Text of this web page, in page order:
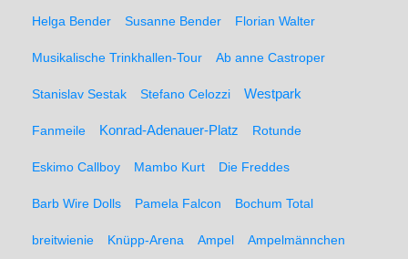
Helga Bender Susanne Bender Florian Walter
Musikalische Trinkhallen-Tour Ab anne Castroper
Stanislav Sestak Stefano Celozzi Westpark
Fanmeile Konrad-Adenauer-Platz Rotunde
Eskimo Callboy Mambo Kurt Die Freddes
Barb Wire Dolls Pamela Falcon Bochum Total
breitwienie Knüpp-Arena Ampel Ampelmännchen